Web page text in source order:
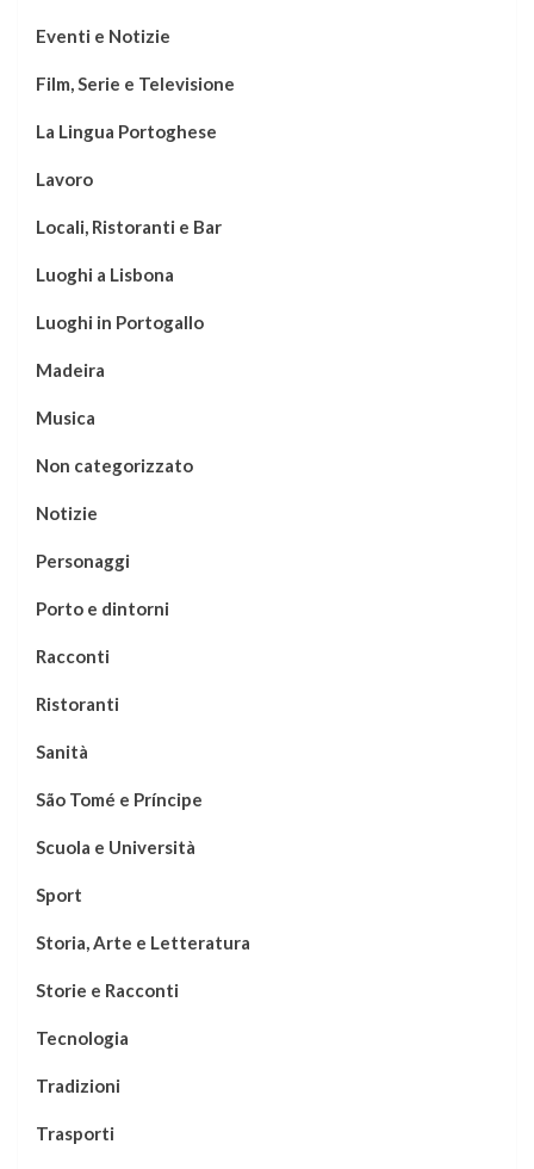
Eventi e Notizie
Film, Serie e Televisione
La Lingua Portoghese
Lavoro
Locali, Ristoranti e Bar
Luoghi a Lisbona
Luoghi in Portogallo
Madeira
Musica
Non categorizzato
Notizie
Personaggi
Porto e dintorni
Racconti
Ristoranti
Sanità
São Tomé e Príncipe
Scuola e Università
Sport
Storia, Arte e Letteratura
Storie e Racconti
Tecnologia
Tradizioni
Trasporti